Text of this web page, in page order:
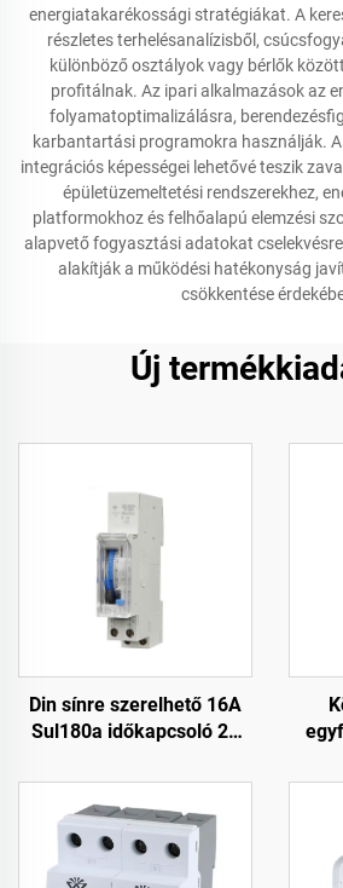
energiatakarékossági stratégiákat. A
részletes terhelésanalízisből,
különböző osztályok vagy bérlők
profitálnak. Az ipari alkalmazások az
folyamatoptimalizálásra,
karbantartási programokra használják.
integrációs képességei lehetővé teszik
épületüzemeltetési rendszerekhez,
platformokhoz és felhőalapú elemzési
alapvető fogyasztási adatokat
alakítják a működési hatékonyság
csökkentése
Új
Din sínre szerelhető 16A
Sul180a időkapcsoló 24
raktáron